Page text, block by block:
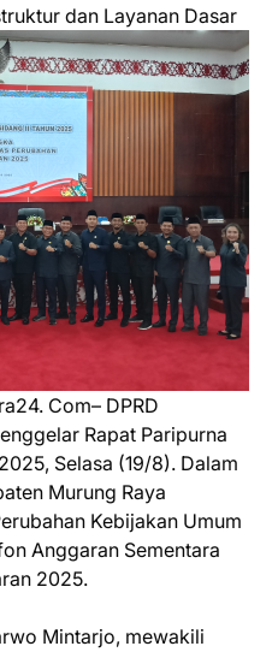
dan Layanan Dasar
Com– DPRD
Rapat Paripurna
Selasa (19/8). Dalam
Murung Raya
Kebijakan Umum
Anggaran Sementara
2025.
Mintarjo, mewakili